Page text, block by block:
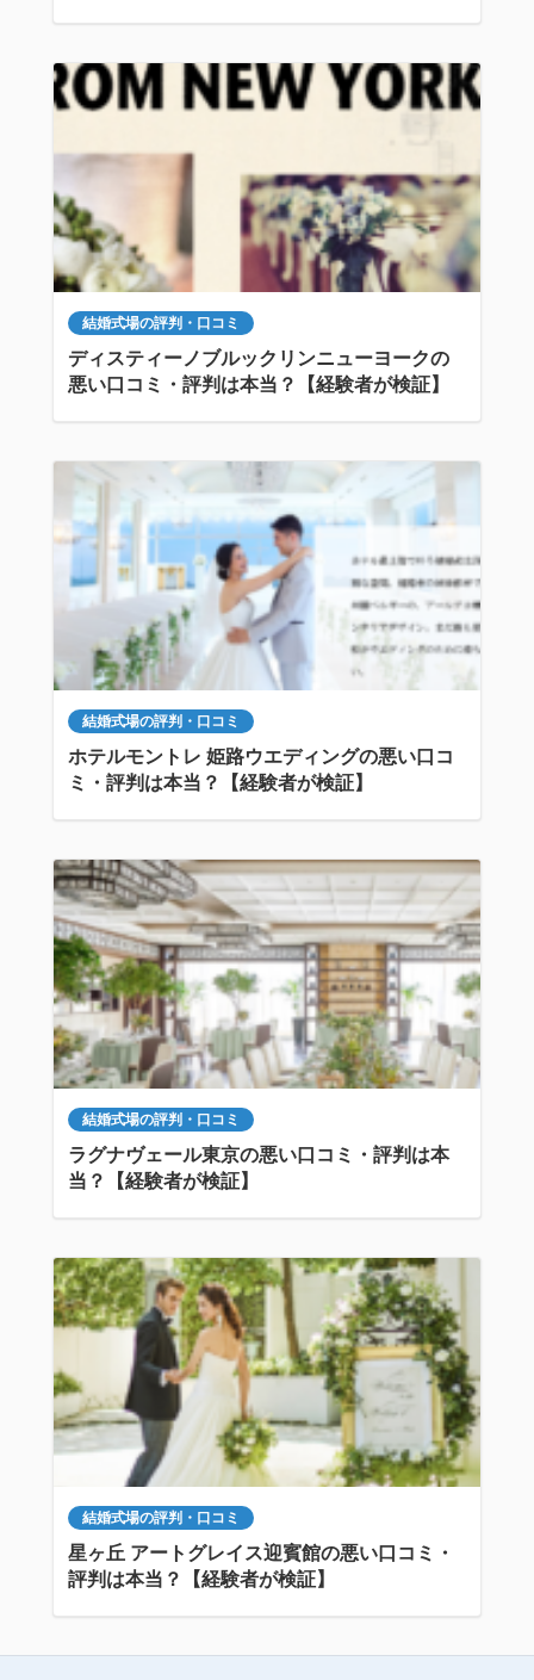
結婚式場の評判・口コミ
ディスティーノブルックリンニューヨークの
悪い口コミ・評判は本当？【経験者が検証】
結婚式場の評判・口コミ
ホテルモントレ 姫路ウエディングの悪い口コ
ミ・評判は本当？【経験者が検証】
結婚式場の評判・口コミ
ラグナヴェール東京の悪い口コミ・評判は本
当？【経験者が検証】
結婚式場の評判・口コミ
星ヶ丘 アートグレイス迎賓館の悪い口コミ・
評判は本当？【経験者が検証】